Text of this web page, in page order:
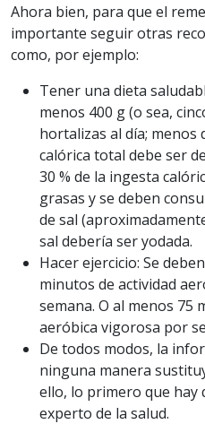
Ahora bien, para que el
importante seguir otras
como, por ejemplo:
Tener una dieta
menos 400 g (o sea,
hortalizas al día; menos
calórica total debe ser
30 % de la ingesta
grasas y se deben
de sal
sal debería ser yodada.
Hacer ejercicio: Se
minutos de actividad
semana. O al menos 75
aeróbica vigorosa por
De todos modos, la
ninguna manera
ello, lo primero que hay
experto de la salud.